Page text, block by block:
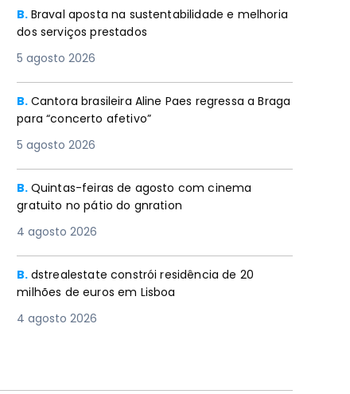
B. Braval aposta na sustentabilidade e melhoria
dos serviços prestados
5 agosto 2026
B. Cantora brasileira Aline Paes regressa a Braga
para “concerto afetivo”
5 agosto 2026
B. Quintas-feiras de agosto com cinema
gratuito no pátio do gnration
4 agosto 2026
B. dstrealestate constrói residência de 20
milhões de euros em Lisboa
4 agosto 2026